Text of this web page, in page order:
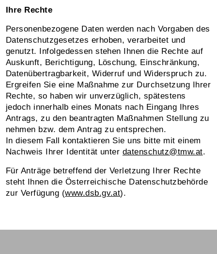
Ihre Rechte
Personenbezogene Daten werden nach Vorgaben des
Datenschutzgesetzes erhoben, verarbeitet und
genutzt. Infolgedessen stehen Ihnen die Rechte auf
Auskunft, Berichtigung, Löschung, Einschränkung,
Datenübertragbarkeit, Widerruf und Widerspruch zu.
Ergreifen Sie eine Maßnahme zur Durchsetzung Ihrer
Rechte, so haben wir unverzüglich, spätestens
jedoch innerhalb eines Monats nach Eingang Ihres
Antrags, zu den beantragten Maßnahmen Stellung zu
nehmen bzw. dem Antrag zu entsprechen.
In diesem Fall kontaktieren Sie uns bitte mit einem
Nachweis Ihrer Identität unter datenschutz@tmw.at.
Für Anträge betreffend der Verletzung Ihrer Rechte
steht Ihnen die Österreichische Datenschutzbehörde
zur Verfügung (www.dsb.gv.at).